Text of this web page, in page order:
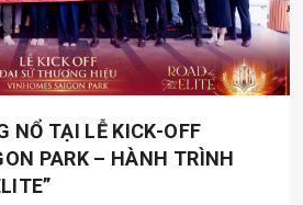
NỔ TẠI LỄ KICK-OFF
PARK – HÀNH TRÌNH